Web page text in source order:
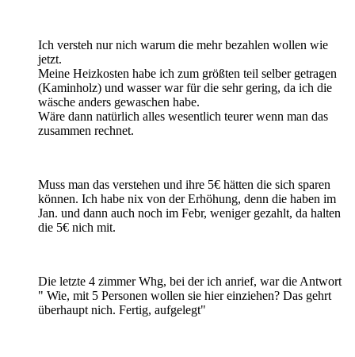
Ich versteh nur nich warum die mehr bezahlen wollen wie
jetzt.
Meine Heizkosten habe ich zum größten teil selber getragen
(Kaminholz) und wasser war für die sehr gering, da ich die
wäsche anders gewaschen habe.
Wäre dann natürlich alles wesentlich teurer wenn man das
zusammen rechnet.
Muss man das verstehen und ihre 5€ hätten die sich sparen
können. Ich habe nix von der Erhöhung, denn die haben im
Jan. und dann auch noch im Febr, weniger gezahlt, da halten
die 5€ nich mit.
Die letzte 4 zimmer Whg, bei der ich anrief, war die Antwort
" Wie, mit 5 Personen wollen sie hier einziehen? Das gehrt
überhaupt nich. Fertig, aufgelegt"